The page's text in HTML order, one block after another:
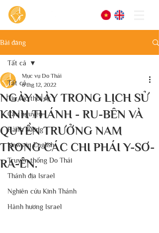
Bài đăng
Tất cả
Tin tức thời sự
Cầu nguyện
Hành hương
News in English
Truyền thống Do Thái
Thánh địa Israel
Nghiên cứu Kinh Thánh
Hành hương Israel
Tất cả
NGÀY NÀY TRONG LỊCH SỬ
KINH THÁNH - RU-BÊN VÀ
QUYỀN TRƯỞNG NAM
TRONG CÁC CHI PHÁI Y-SƠ-
RA-ÊN.
Mục vụ Do Thái
6 thg 12, 2022